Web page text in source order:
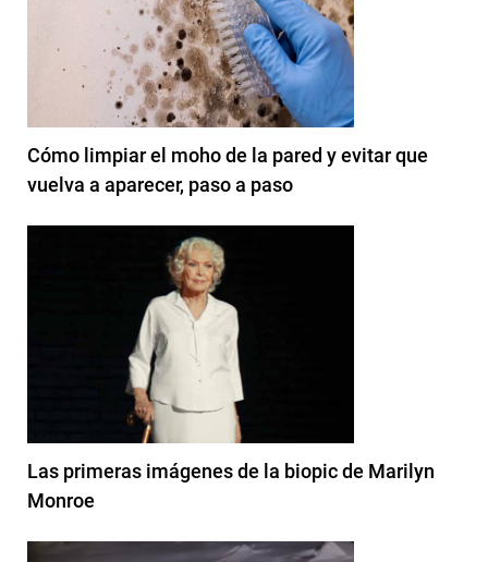
Cómo limpiar el moho de la pared y evitar que
vuelva a aparecer, paso a paso
Las primeras imágenes de la biopic de Marilyn
Monroe